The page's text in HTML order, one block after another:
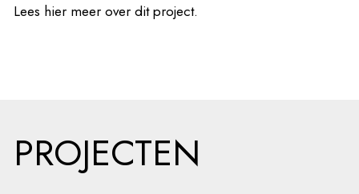
Lees hier meer over dit project.
PROJECTEN